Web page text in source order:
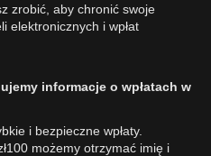
zrobić, aby chronić swoje
elektronicznych i wpłat
informacje o wpłatach w
i bezpieczne wpłaty.
możemy otrzymać imię i